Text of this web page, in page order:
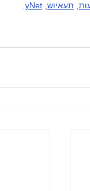
, תעאיוש,
yNet
.